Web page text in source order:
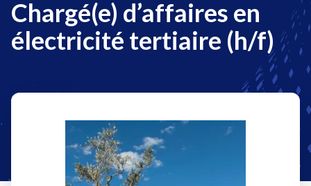
Chargé(e) d’affaires en
électricité tertiaire (h/f)